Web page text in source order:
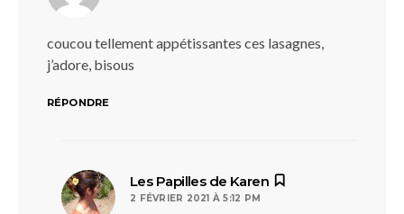
coucou tellement appétissantes ces lasagnes,
j’adore, bisous
RÉPONDRE
Les Papilles de Karen
2 FÉVRIER 2021 À 5:12 PM